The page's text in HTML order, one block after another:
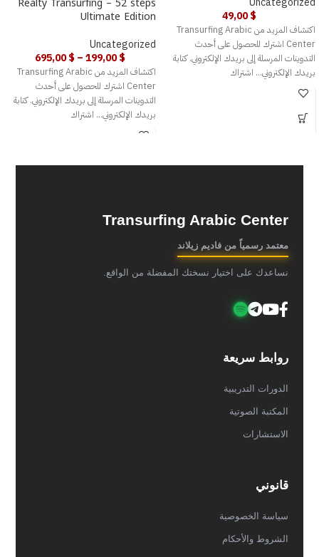
49,00$
اكتشاف المزيد من Transurfing Arabic
Center اشترك للحصول على أحدث
التدوينات المرسلة إلى بريدك الإلكتروني. كتابة
بريدك الإلكتروني... اشتراك
Ultimate Edition
Uncategorized
199,00$
–
695,00$
اكتشاف المزيد من Transurfing Arabic
Center اشترك للحصول على أحدث
التدوينات المرسلة إلى بريدك الإلكتروني. كتابة
بريدك الإلكتروني... اشتراك
Transurfing Arabic Center
معتمد رسمياً من فاديم زيلاند
نساعدك على اختيار نسختك المفضلة من الواقع.
روابط سريعة
الدورات التدريبية
المكتبة الصوتية
الاستشارات
قانوني
سياسة الخصوصية
الشروط والأحكام